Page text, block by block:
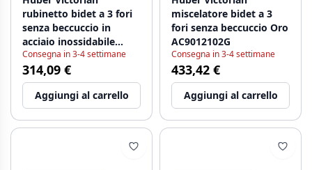
rubinetto bidet a 3 fori
senza beccuccio in
acciaio inossidabile
AC9012102A
Consegna in 3-4 settimane
314,09 €
Aggiungi al carrello
miscelatore bidet a 3
fori senza beccuccio Oro
AC9012102G
Consegna in 3-4 settimane
433,42 €
Aggiungi al carrello